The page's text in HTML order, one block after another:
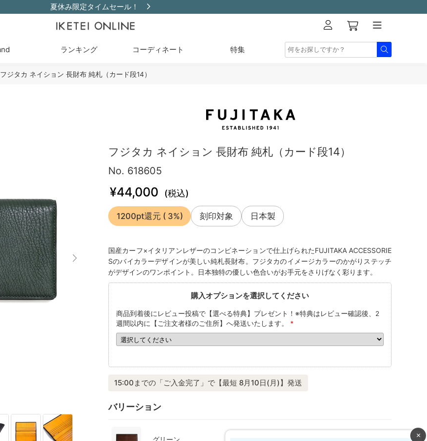
夏休み限定タイムセール！
ランキング コーディネート 特集
フジタカ ネイション 長財布 純札（カード段14）
フジタカ ネイション 長財布 純札（カード段14）
No. 618605
¥44,000 (税込)
1200pt還元 ( 3%) 刻印対象 日本製
国産カーフ×イタリアンレザーのコンビネーションで仕上げられたFUJITAKA ACCESSORIE
Sのバイカラーデザインが美しい純札長財布。フジタカのイメージカラーのかがりステッチ
がデザインのワンポイント。日本独特の優しい色合いがお手元をさりげなく彩ります。
購入オプションを選択してください
商品到着後にレビュー投稿で【選べる特典】プレゼント！※特典はレビュー確認後、2
週間以内に【ご注文者様のご住所】へ発送いたします。
*
15:00までの「ご入金完了」で【最短 8月10日(月)】発送
バリーション
グリーン